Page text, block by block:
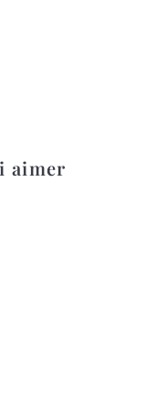
aimer